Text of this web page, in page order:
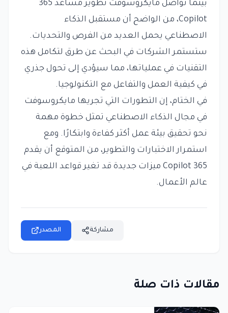
بينما تواصل مايكروسوفت تطوير مساعد 365
Copilot، من الواضح أن مستقبل الذكاء
الاصطناعي يحمل العديد من الفرص والتحديات.
ستستمر الشركات في البحث عن طرق لتكامل هذه
التقنيات في عملياتها، مما سيؤدي إلى تحول جذري
في كيفية العمل والتفاعل مع التكنولوجيا.
في الختام، إن التطورات التي تجريها مايكروسوفت
في مجال الذكاء الاصطناعي تمثل خطوة مهمة
نحو تحقيق بيئة عمل أكثر كفاءة وابتكارًا. ومع
استمرار الاختبارات والتطوير، من المتوقع أن يقدم
365 Copilot ميزات جديدة قد تغير قواعد اللعبة في
عالم الأعمال.
المصدر مشاركة
مقالات ذات صلة